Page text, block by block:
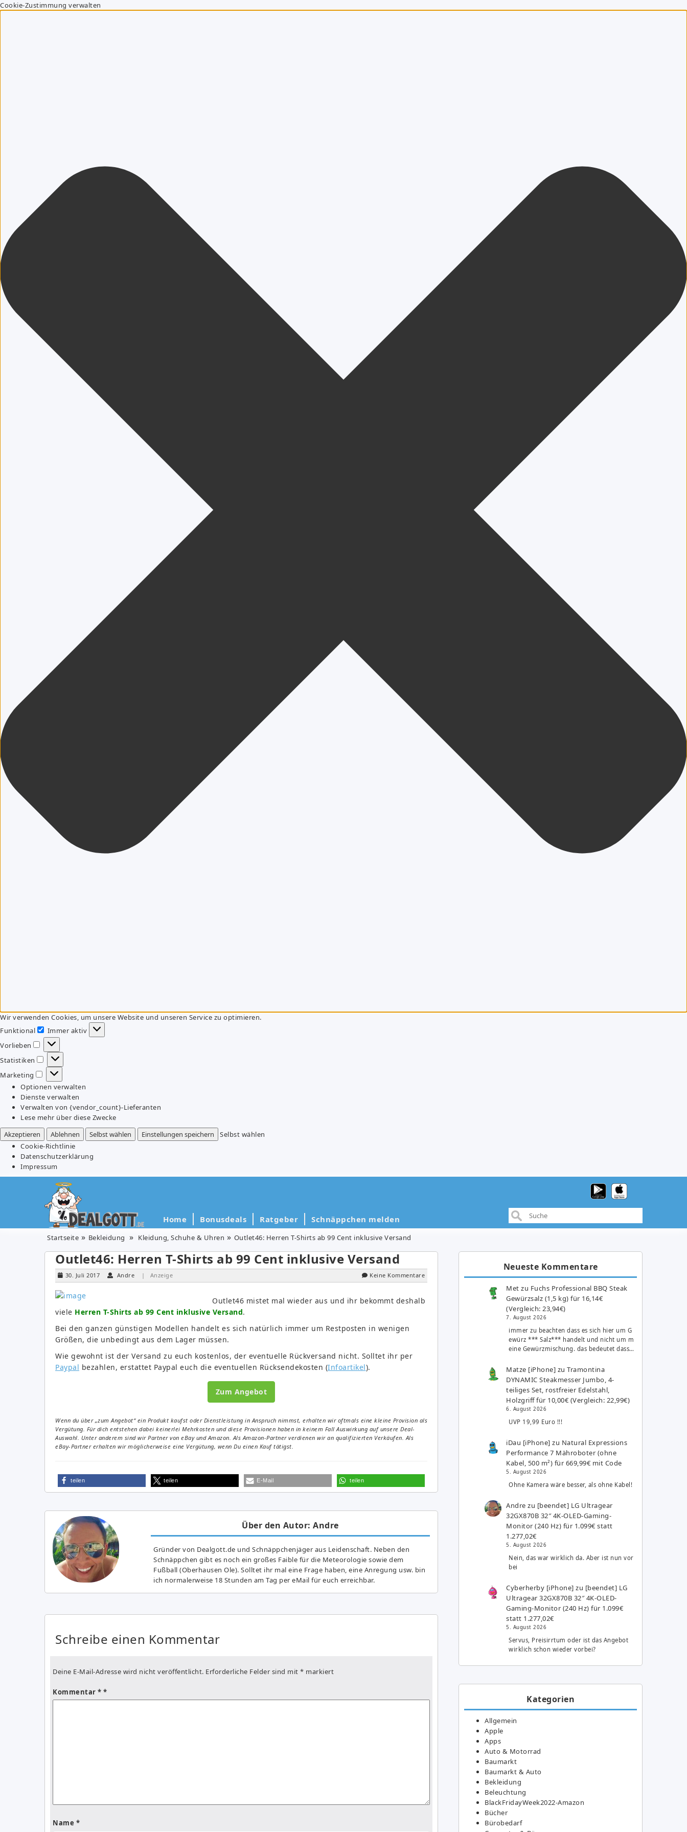
Cookie-Zustimmung verwalten
Wir verwenden Cookies, um unsere Website und unseren Service zu optimieren.
Funktional
Funktional
Immer aktiv
Vorlieben
Vorlieben
Statistiken
Statistiken
Marketing
Marketing
Optionen verwalten
Dienste verwalten
Verwalten von {vendor_count}-Lieferanten
Lese mehr über diese Zwecke
Akzeptieren
Ablehnen Selbst wählen Einstellungen speichern
Selbst wählen
Cookie-Richtlinie
Datenschutzerklärung
Impressum
Home Bonusdeals Ratgeber Schnäppchen melden
Startseite Bekleidung Kleidung, Schuhe & Uhren Outlet46: Herren T-Shirts ab 99 Cent inklusive Versand
Outlet46: Herren T-Shirts ab 99 Cent inklusive Versand
30. Juli 2017 Andre | Anzeige Keine Kommentare
Outlet46 mistet mal wieder aus und ihr bekommt deshalb
viele Herren T-Shirts ab 99 Cent inklusive Versand.
Bei den ganzen günstigen Modellen handelt es sich natürlich immer um Restposten in wenigen
Größen, die unbedingt aus dem Lager müssen.
Wie gewohnt ist der Versand zu euch kostenlos, der eventuelle Rückversand nicht. Solltet ihr per
Paypal bezahlen, erstattet Paypal euch die eventuellen Rücksendekosten (Infoartikel).
Zum Angebot
Wenn du über „zum Angebot“ ein Produkt kaufst oder Dienstleistung in Anspruch nimmst, erhalten wir oftmals eine kleine Provision als
Vergütung. Für dich entstehen dabei keinerlei Mehrkosten und diese Provisionen haben in keinem Fall Auswirkung auf unsere Deal-
Auswahl. Unter anderem sind wir Partner von eBay und Amazon. Als Amazon-Partner verdienen wir an qualifizierten Verkäufen. Als
eBay-Partner erhalten wir möglicherweise eine Vergütung, wenn Du einen Kauf tätigst.
teilen teilen E-Mail teilen
Über den Autor: Andre
Gründer von Dealgott.de und Schnäppchenjäger aus Leidenschaft. Neben den
Schnäppchen gibt es noch ein großes Fai­ble für die Meteorologie sowie dem
Fußball (Oberhausen Ole). Solltet ihr mal eine Frage haben, eine Anregung usw. bin
ich normalerweise 18 Stunden am Tag per eMail für euch erreichbar.
Schreibe einen Kommentar
Deine E-Mail-Adresse wird nicht veröffentlicht. Erforderliche Felder sind mit * markiert
Kommentar *
Name *
Neueste Kommentare
Met zu Fuchs Professional BBQ Steak
Gewürzsalz (1,5 kg) für 16,14€
(Vergleich: 23,94€)
7. August 2026
immer zu beachten dass es sich hier um G
ewürz *** Salz*** handelt und nicht um m
eine Gewürzmischung. das bedeutet dass…
Matze [iPhone] zuTramontina
DYNAMIC Steakmesser Jumbo, 4-
teiliges Set, rostfreier Edelstahl,
Holzgriff für 10,00€ (Vergleich: 22,99€)
6. August 2026
UVP 19,99 Euro !!!
iDau [iPhone] zu Natural Expressions
Performance 7 Mähroboter (ohne
Kabel, 500 m²) für 669,99€ mit Code
5. August 2026
Ohne Kamera wäre besser, als ohne Kabel!
Andre zu [beendet] LG Ultragear
32GX870B 32″ 4K-OLED-Gaming-
Monitor (240 Hz) für 1.099€ statt
1.277,02€
5. August 2026
Nein, das war wirklich da. Aber ist nun vor
bei
Cyberherby [iPhone] zu [beendet] LG
Ultragear 32GX870B 32″ 4K-OLED-
Gaming-Monitor (240 Hz) für 1.099€
statt 1.277,02€
5. August 2026
Servus, Preisirrtum oder ist das Angebot
wirklich schon wieder vorbei?
Kategorien
Allgemein
Apple
Apps
Auto & Motorrad
Baumarkt
Baumarkt & Auto
Bekleidung
Beleuchtung
BlackFridayWeek2022-Amazon
Bücher
Bürobedarf